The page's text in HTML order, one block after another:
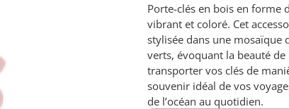
Porte-clés en bois en forme
vibrant et coloré. Cet
stylisée dans une mosaïque
verts, évoquant la beauté
transporter vos clés de
souvenir idéal de vos
de l’océan au quotidien.